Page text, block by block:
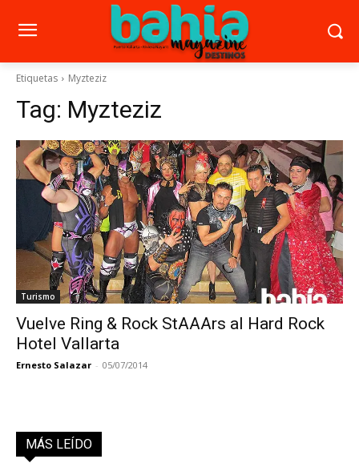
Etiquetas Myzteziz
Tag: Myzteziz
Turismo
Vuelve Ring & Rock StAAArs al Hard Rock
Hotel Vallarta
Ernesto Salazar - 05/07/2014
MÁS LEÍDO